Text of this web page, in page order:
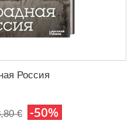
Россия
€ -50%